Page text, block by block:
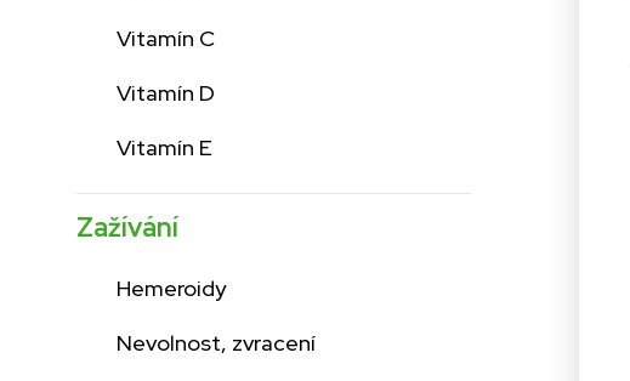
Vitamín C
Vitamín D
Vitamín E
Zažívání
Hemeroidy
Nevolnost, zvracení